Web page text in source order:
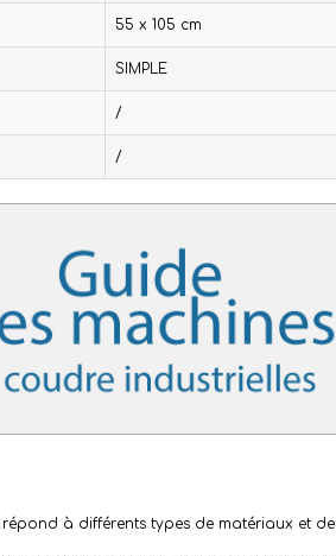
55 x 105 cm
SIMPLE
/
/
répond à différents types de matériaux et de